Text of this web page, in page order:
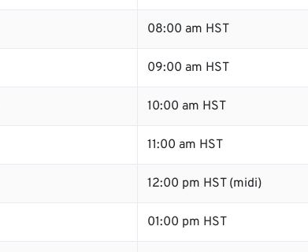
08:00 am HST
09:00 am HST
10:00 am HST
11:00 am HST
12:00 pm HST (midi)
01:00 pm HST